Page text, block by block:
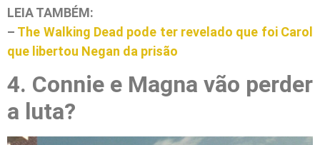
LEIA TAMBÉM:
– The Walking Dead pode ter revelado que foi Carol
que libertou Negan da prisão
4. Connie e Magna vão perder
a luta?